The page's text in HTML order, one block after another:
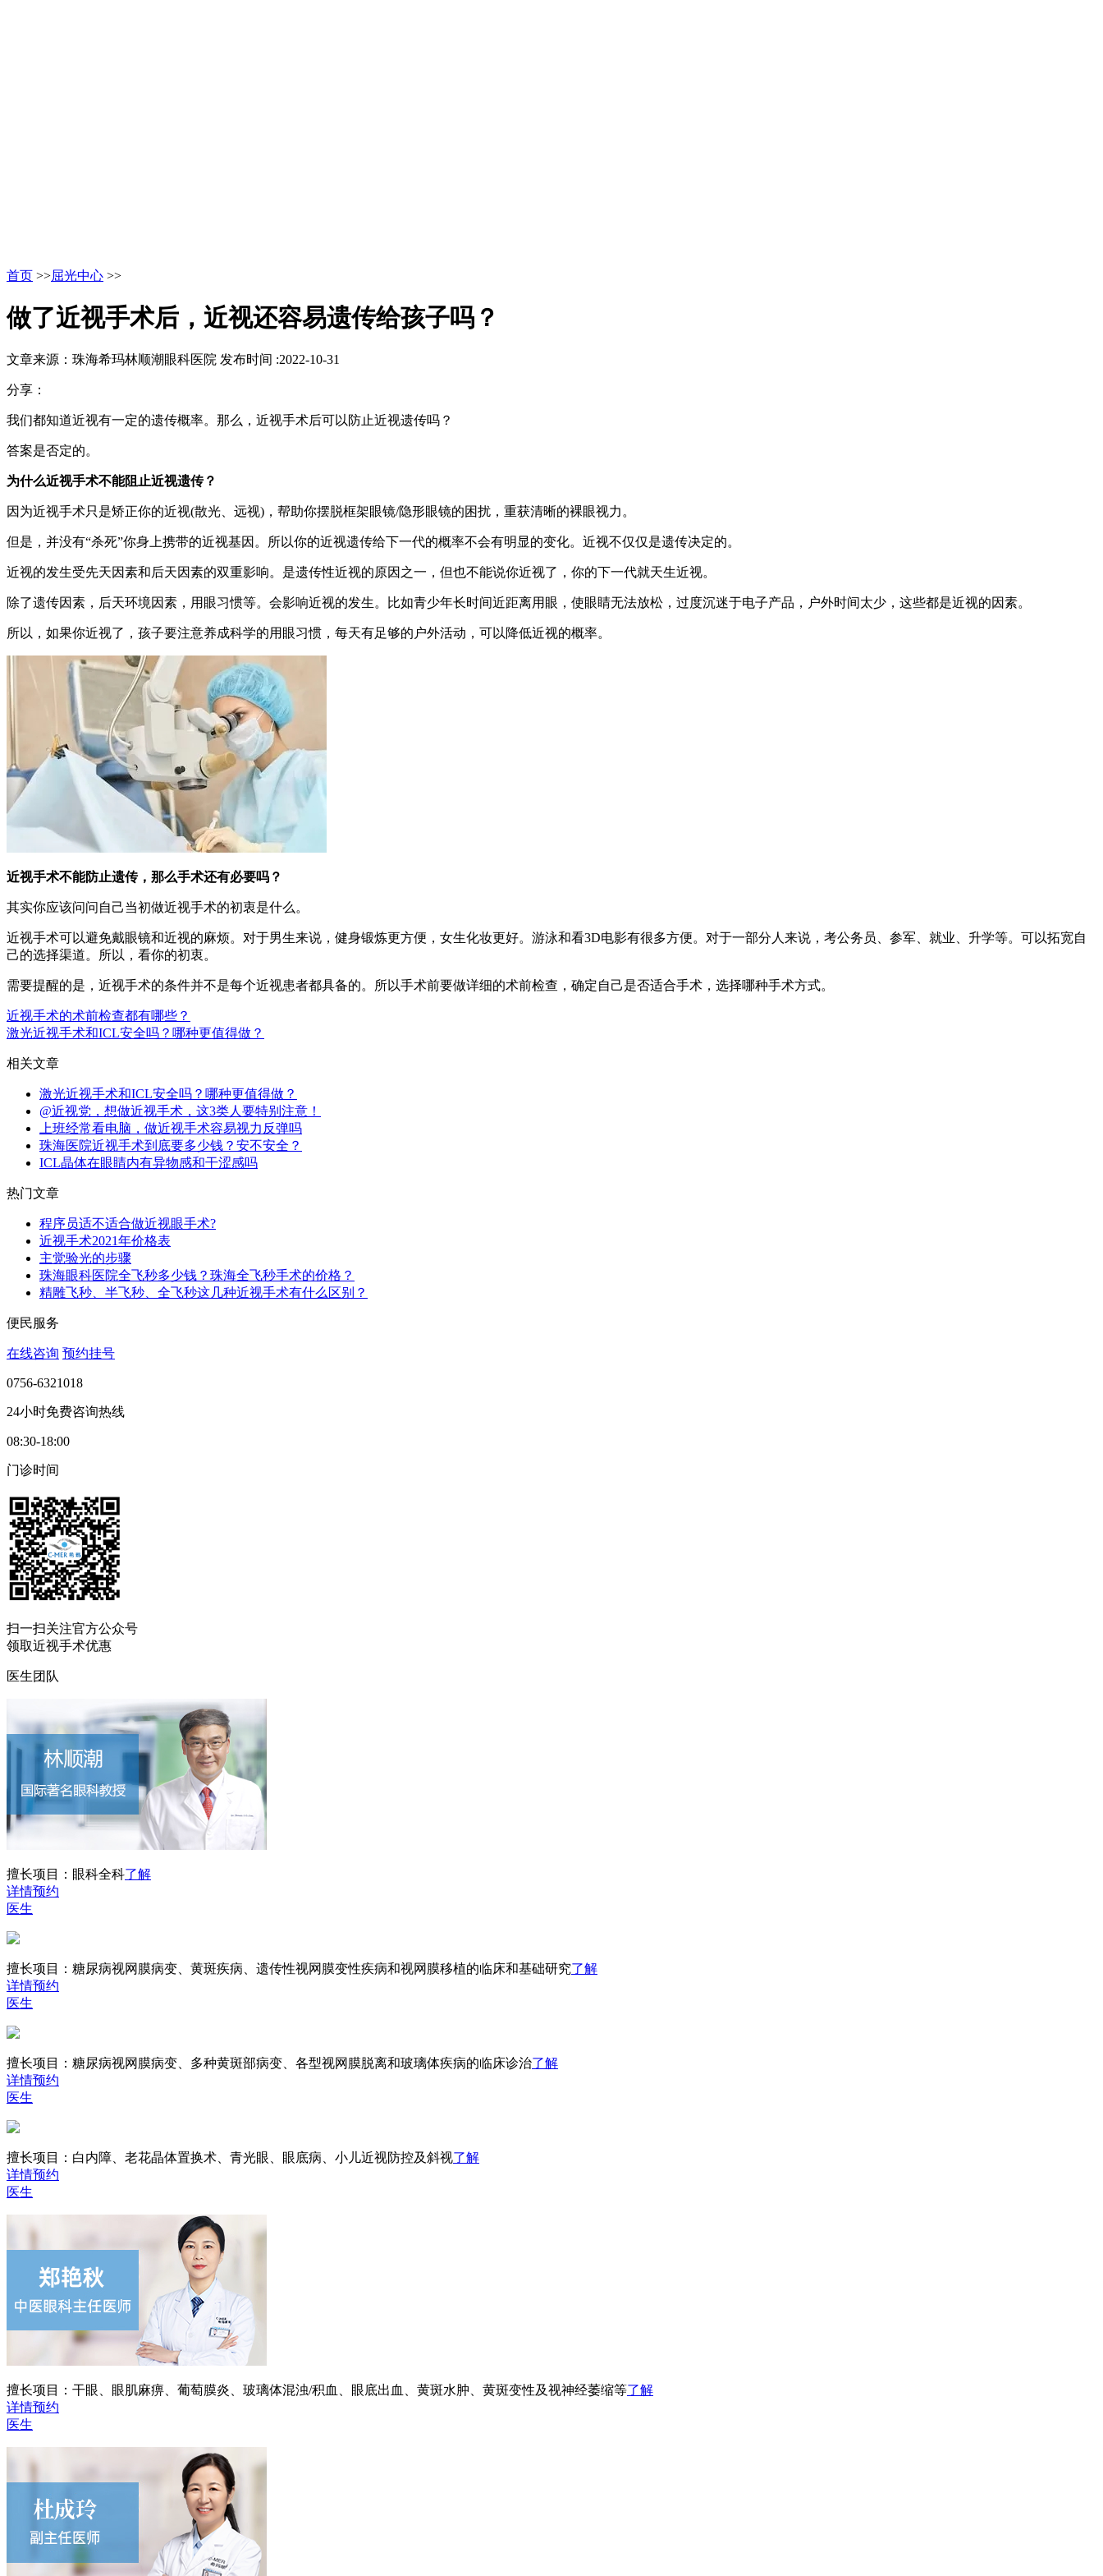
首页 >>屈光中心 >>
做了近视手术后，近视还容易遗传给孩子吗？
文章来源：珠海希玛林顺潮眼科医院 发布时间 :2022-10-31
分享：
我们都知道近视有一定的遗传概率。那么，近视手术后可以防止近视遗传吗？
答案是否定的。
为什么近视手术不能阻止近视遗传？
因为近视手术只是矫正你的近视(散光、远视)，帮助你摆脱框架眼镜/隐形眼镜的困扰，重获清晰的裸眼视力。
但是，并没有“杀死”你身上携带的近视基因。所以你的近视遗传给下一代的概率不会有明显的变化。近视不仅仅是遗传决定的。
近视的发生受先天因素和后天因素的双重影响。是遗传性近视的原因之一，但也不能说你近视了，你的下一代就天生近视。
除了遗传因素，后天环境因素，用眼习惯等。会影响近视的发生。比如青少年长时间近距离用眼，使眼睛无法放松，过度沉迷于电子产品，户外时间太少，这些都是近视的因素。
所以，如果你近视了，孩子要注意养成科学的用眼习惯，每天有足够的户外活动，可以降低近视的概率。
近视手术不能防止遗传，那么手术还有必要吗？
其实你应该问问自己当初做近视手术的初衷是什么。
近视手术可以避免戴眼镜和近视的麻烦。对于男生来说，健身锻炼更方便，女生化妆更好。游泳和看3D电影有很多方便。对于一部分人来说，考公务员、参军、就业、升学等。可以拓宽自
己的选择渠道。所以，看你的初衷。
需要提醒的是，近视手术的条件并不是每个近视患者都具备的。所以手术前要做详细的术前检查，确定自己是否适合手术，选择哪种手术方式。
近视手术的术前检查都有哪些？
激光近视手术和ICL安全吗？哪种更值得做？
相关文章
激光近视手术和ICL安全吗？哪种更值得做？
@近视党，想做近视手术，这3类人要特别注意！
上班经常看电脑，做近视手术容易视力反弹吗
珠海医院近视手术到底要多少钱？安不安全？
ICL晶体在眼睛内有异物感和干涩感吗
热门文章
程序员适不适合做近视眼手术?
近视手术2021年价格表
主觉验光的步骤
珠海眼科医院全飞秒多少钱？珠海全飞秒手术的价格？
精雕飞秒、半飞秒、全飞秒这几种近视手术有什么区别？
便民服务
在线咨询 预约挂号
0756-6321018
24小时免费咨询热线
08:30-18:00
门诊时间
扫一扫关注官方公众号
领取近视手术优惠
医生团队
擅长项目： 眼科全科了解
详情预约
医生
擅长项目： 糖尿病视网膜病变、黄斑疾病、遗传性视网膜变性疾病和视网膜移植的临床和基础研究了解
详情预约
医生
擅长项目： 糖尿病视网膜病变、多种黄斑部病变、各型视网膜脱离和玻璃体疾病的临床诊治了解
详情预约
医生
擅长项目： 白内障、老花晶体置换术、青光眼、眼底病、小儿近视防控及斜视了解
详情预约
医生
擅长项目： 干眼、眼肌麻痹、葡萄膜炎、玻璃体混浊/积血、眼底出血、黄斑水肿、黄斑变性及视神经萎缩等了解
详情预约
医生